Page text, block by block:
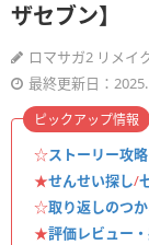
ザセブン】
ロマサガ2 リメイ
最終更新日：
☆ストーリー攻
★せんせい探し/
☆取り返しのつ
★評価レビュー
ピックアップ情報